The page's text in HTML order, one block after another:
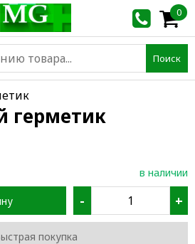
0
Поиск
герметик
в наличии
- +
покупка